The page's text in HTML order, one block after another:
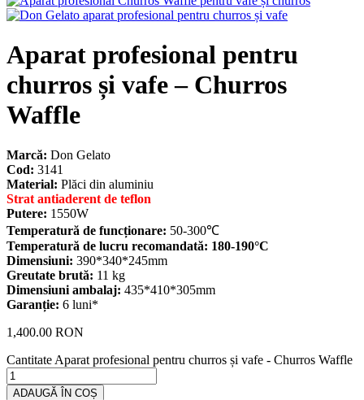
Aparat profesional pentru
churros și vafe – Churros
Waffle
Marcă: Don Gelato
Cod: 3141
Material: Plăci din aluminiu
Strat antiaderent de teflon
Putere: 1550W
Temperatură de funcționare: 50-300℃
Temperatură de lucru recomandată: 180-190°C
Dimensiuni: 390*340*245mm
Greutate brută: 11 kg
Dimensiuni ambalaj: 435*410*305mm
Garanție: 6 luni*
1,400.00 RON
Cantitate Aparat profesional pentru churros și vafe - Churros Waffle
ADAUGĂ ÎN COȘ